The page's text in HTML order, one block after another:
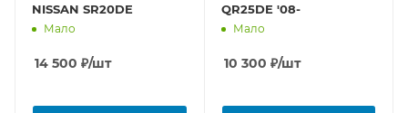
NISSAN SR20DE
Мало
14 500 ₽/шт
QR25DE '08-
Мало
10 300 ₽/шт